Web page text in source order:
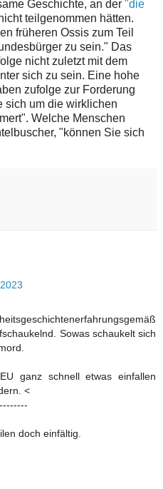
Geschichte, an der "die
teilgenommen hätten.
früheren Ossis zum Teil
zu sein." Das
nicht zuletzt mit dem
sich zu sein. Eine hohe
zufolge zur Forderung
sich um die wirklichen
Welche Menschen
"können Sie sich
Sowas schaukelt sich
ganz schnell etwas einfallen
<
doch einfältig.